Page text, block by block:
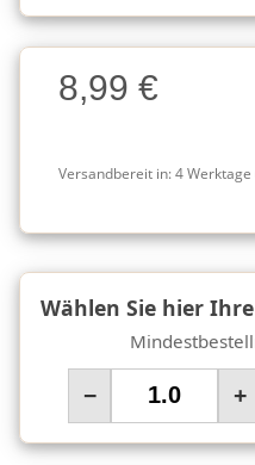
Charge
Charge8,99 €
Versandbereit in:4 Werktage
Wählen Sie hier
− +